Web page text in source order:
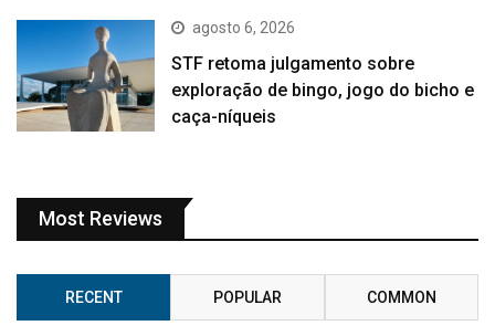
agosto 6, 2026
STF retoma julgamento sobre
exploração de bingo, jogo do bicho e
caça-níqueis
Most Reviews
RECENT POPULAR COMMON